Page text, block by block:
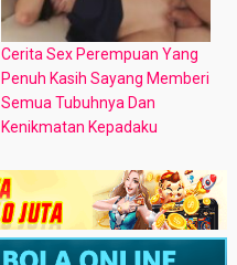
Cerita Sex Perempuan Yang
Penuh Kasih Sayang Memberi
Semua Tubuhnya Dan
Kenikmatan Kepadaku